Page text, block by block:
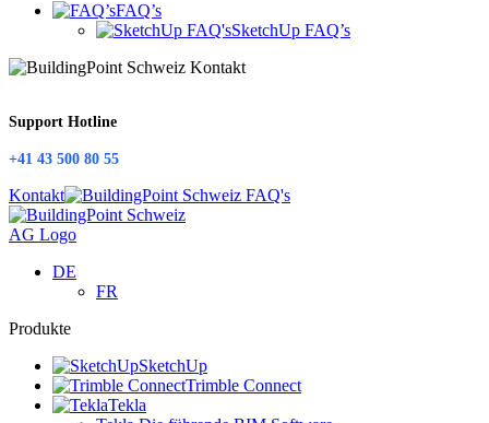
FAQ’s
SketchUp FAQ’s
Support Hotline
+41 43 500 80 55
Kontakt
DE
FR
Produkte
SketchUp
Trimble Connect
Tekla